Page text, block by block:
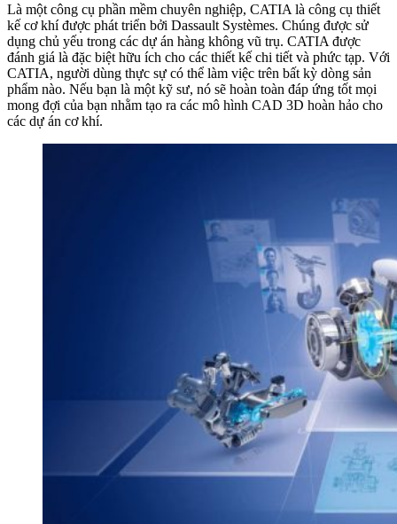
Là một công cụ phần mềm chuyên nghiệp, CATIA là công cụ thiết
kế cơ khí được phát triển bởi Dassault Systèmes. Chúng được sử
dụng chủ yếu trong các dự án hàng không vũ trụ. CATIA được
đánh giá là đặc biệt hữu ích cho các thiết kế chi tiết và phức tạp. Với
CATIA, người dùng thực sự có thể làm việc trên bất kỳ dòng sản
phẩm nào. Nếu bạn là một kỹ sư, nó sẽ hoàn toàn đáp ứng tốt mọi
mong đợi của bạn nhằm tạo ra các mô hình CAD 3D hoàn hảo cho
các dự án cơ khí.